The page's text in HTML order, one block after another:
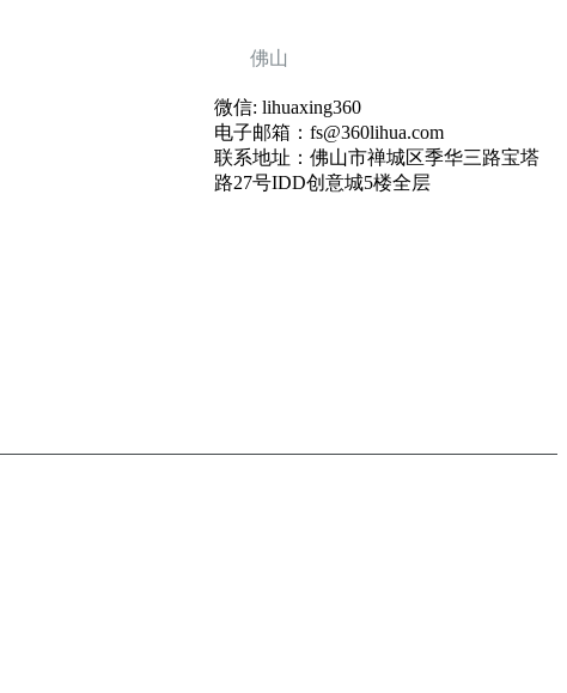
佛山
微信: lihuaxing360
电子邮箱：fs@360lihua.com
联系地址：佛山市禅城区季华三路宝塔
路27号IDD创意城5楼全层